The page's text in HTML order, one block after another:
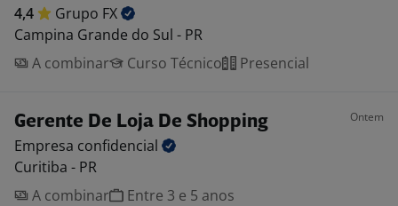
4,4 Grupo FX
Campina Grande do Sul - PR
A combinar
Curso Técnico Presencial
Gerente De Loja De Shopping Ontem
Empresa confidencial
Curitiba - PR
A combinar
Entre 3 e 5 anos